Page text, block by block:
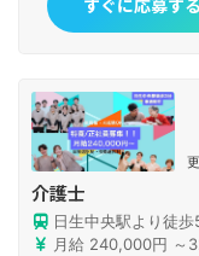
すぐに応募する
介護士
日生中央駅より徒歩
月給 240,000円 ～